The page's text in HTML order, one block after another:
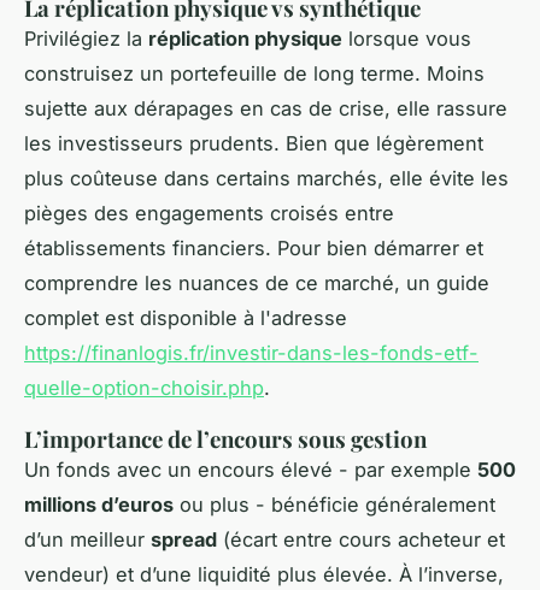
La réplication physique vs synthétique
Privilégiez la réplication physique lorsque vous
construisez un portefeuille de long terme. Moins
sujette aux dérapages en cas de crise, elle rassure
les investisseurs prudents. Bien que légèrement
plus coûteuse dans certains marchés, elle évite les
pièges des engagements croisés entre
établissements financiers. Pour bien démarrer et
comprendre les nuances de ce marché, un guide
complet est disponible à l'adresse
https://finanlogis.fr/investir-dans-les-fonds-etf-
quelle-option-choisir.php.
L’importance de l’encours sous gestion
Un fonds avec un encours élevé - par exemple 500
millions d’euros ou plus - bénéficie généralement
d’un meilleur spread (écart entre cours acheteur et
vendeur) et d’une liquidité plus élevée. À l’inverse,